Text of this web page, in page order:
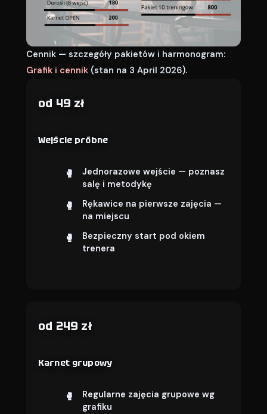
Cennik — szczegóły pakietów i harmonogram:
Grafik i cennik (stan na 3 April 2026).
od 49 zł
Wejście próbne
Jednorazowe wejście — poznasz
salę i metodykę
Rękawice na pierwsze zajęcia —
na miejscu
Bezpieczny start pod okiem
trenera
od 249 zł
Karnet grupowy
Regularne zajęcia grupowe wg
grafiku